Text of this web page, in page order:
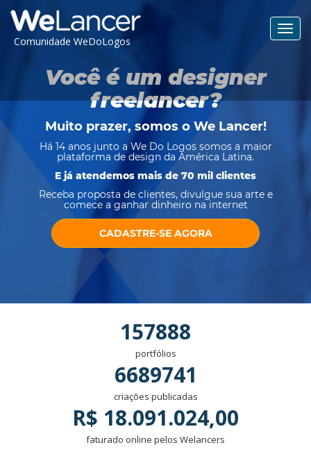
Comunidade WeDoLogos
Você é um designer
freelancer?
Muito prazer, somos o We Lancer!
Há 14 anos junto a We Do Logos somos a maior
plataforma de design da América Latina.
E já atendemos mais de 70 mil clientes
Receba proposta de clientes, divulgue sua arte e
comece a ganhar dinheiro na internet
CADASTRE-SE AGORA
157888
portfólios
6689741
criações publicadas
R$ 18.091.024,00
faturado online pelos Welancers